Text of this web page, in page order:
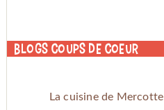
Blogs coups de coeur
La cuisine de Mercotte